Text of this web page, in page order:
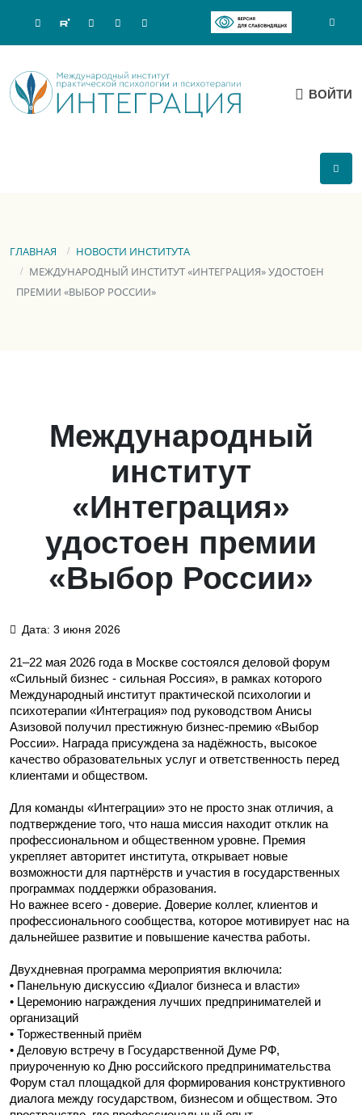
ВОЙТИ
ГЛАВНАЯ
НОВОСТИ ИНСТИТУТА
МЕЖДУНАРОДНЫЙ ИНСТИТУТ «ИНТЕГРАЦИЯ» УДОСТОЕН
ПРЕМИИ «ВЫБОР РОССИИ»
Международный
институт
«Интеграция»
удостоен премии
«Выбор России»
Дата: 3 июня 2026
21–22 мая 2026 года в Москве состоялся деловой форум
«Сильный бизнес - сильная Россия», в рамках которого
Международный институт практической психологии и
психотерапии «Интеграция» под руководством Анисы
Азизовой получил престижную бизнес-премию «Выбор
России». Награда присуждена за надёжность, высокое
качество образовательных услуг и ответственность перед
клиентами и обществом.
Для команды «Интеграции» это не просто знак отличия, а
подтверждение того, что наша миссия находит отклик на
профессиональном и общественном уровне. Премия
укрепляет авторитет института, открывает новые
возможности для партнёрств и участия в государственных
программах поддержки образования.
Но важнее всего - доверие. Доверие коллег, клиентов и
профессионального сообщества, которое мотивирует нас на
дальнейшее развитие и повышение качества работы.
Двухдневная программа мероприятия включила:
• Панельную дискуссию «Диалог бизнеса и власти»
• Церемонию награждения лучших предпринимателей и
организаций
• Торжественный приём
• Деловую встречу в Государственной Думе РФ,
приуроченную ко Дню российского предпринимательства
Форум стал площадкой для формирования конструктивного
диалога между государством, бизнесом и обществом. Это